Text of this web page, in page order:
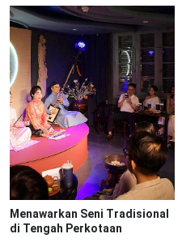
Menawarkan Seni Tradisional
di Tengah Perkotaan